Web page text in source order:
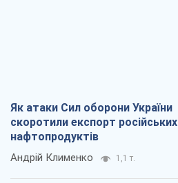
Як атаки Сил оборони України
скоротили експорт російських
нафтопродуктів
Андрій Клименко 1,1 т.